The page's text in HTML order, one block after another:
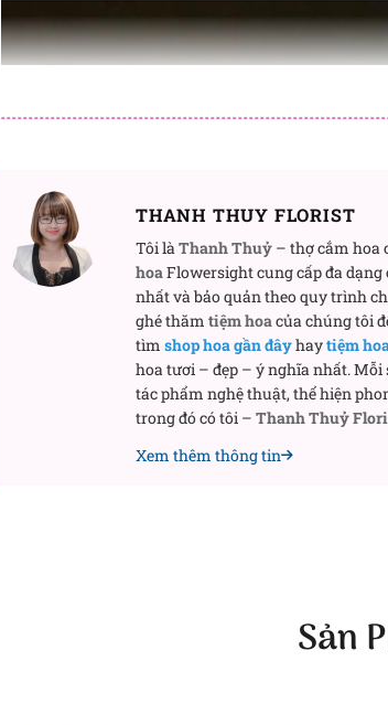
THANH THUY FLORIST
Tôi làThanh Thuỷ – thợ cắm hoa
hoaFlowersight cung cấp đa
nhất và bảo quản theo quy trình
ghé thăm tiệm hoacủa chúng tôi
tìm shop hoa gần đâyhaytiệm
hoa tươi – đẹp – ý nghĩa nhất. Mỗi
tác phẩm nghệ thuật, thể hiện
trong đó có tôi – Thanh Thuỷ
Xem thêm thông tin
Sản